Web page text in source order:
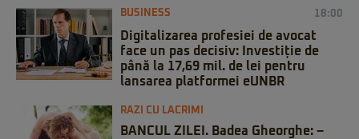
BUSINESS 18:00
Digitalizarea profesiei de avocat
face un pas decisiv: Investiție de
până la 17,69 mil. de lei pentru
lansarea platformei eUNBR
RAZI CU LACRIMI
BANCUL ZILEI. Badea Gheorghe: –